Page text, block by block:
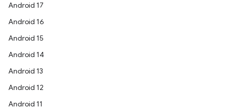
Android 17
Android 16
Android 15
Android 14
Android 13
Android 12
Android 11